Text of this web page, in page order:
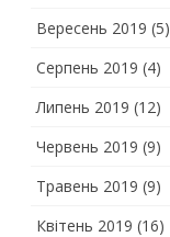
Вересень 2019 (5)
Серпень 2019 (4)
Липень 2019 (12)
Червень 2019 (9)
Травень 2019 (9)
Квітень 2019 (16)